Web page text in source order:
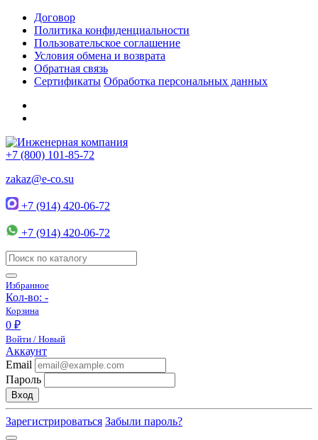
Договор
Политика конфиденциальности
Пользовательское соглашение
Условия обмена и возврата
Обратная связь
Сертификаты Обработка персональных данных
+7 (800) 101-85-72
zakaz@e-co.su
+7 (914) 420-06-72
+7 (914) 420-06-72
Избранное
Кол-во: -
Корзина
0 ₽
Войти / Новый
Аккаунт
Email
Пароль
Вход
Зарегистрироваться Забыли пароль?